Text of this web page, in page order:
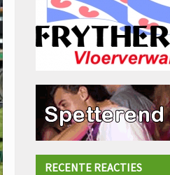
RECENTE REACTIES